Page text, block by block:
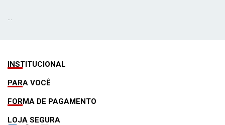
INSTITUCIONAL
PARA VOCÊ
FORMA DE PAGAMENTO
LOJA SEGURA